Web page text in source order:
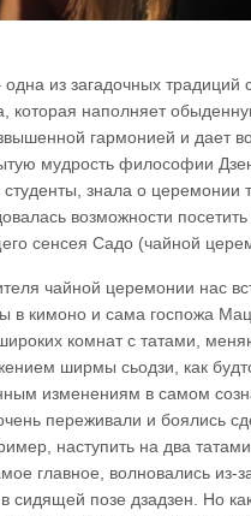
из загадочных традиций
которая наполняет
гармонией и дает
мудрость философии
знала о церемонии
возможности
сенсея Садо (чайной
чайной церемонии нас
в кимоно и сама госпожа
комнат с татами,
ширмы сьодзи, как
изменениям в самом
переживали и боялись
наступить на два татами
главное, волновались из-
сидящей позе дзадзен. Но